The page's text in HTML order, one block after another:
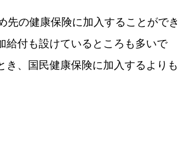
先の健康保険に加入することができ
給付も設けているところも多いで
、国民健康保険に加入するよりも